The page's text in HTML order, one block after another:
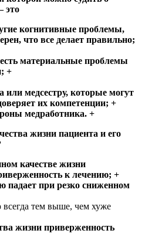
это
когнитивные проблемы,
что все делает правильно;
материальные проблемы
+
или медсестру, которые могут
их компетенции; +
медработника. +
жизни пациента и его
качестве жизни
к лечению; +
падает при резко сниженном
тем выше, чем хуже
жизни приверженность